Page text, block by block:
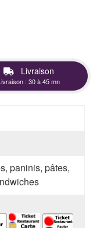
Livraison
: 30 à 45 mn
paninis, pâtes,